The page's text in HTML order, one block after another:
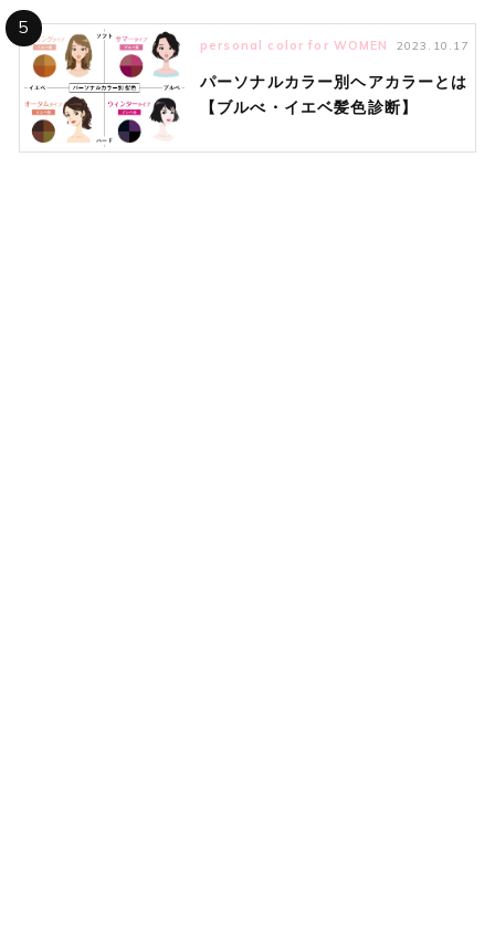
5
personal color for WOMEN 2023.10.17
パーソナルカラー別ヘアカラーとは
【ブルべ・イエベ髪色診断】